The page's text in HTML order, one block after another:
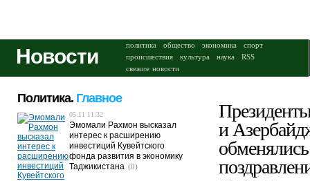
Новости политика общество экономика
спорт
происшествия
культура наука
RSS
свежие новости
и
Политика. Главное
05.11 11:32
Эмомали Рахмон высказал
интерес к расширению
инвестиций Кувейтского
фонда развития в экономику
Таджикистана (0)